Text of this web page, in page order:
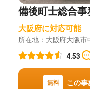
人調査 / 生前贈与（
対応体制
女性スタッフ対応
務所面談可
備後町士総合事
大阪府に対応可能
所在地： 大阪府大阪市
4.53
無料 この事